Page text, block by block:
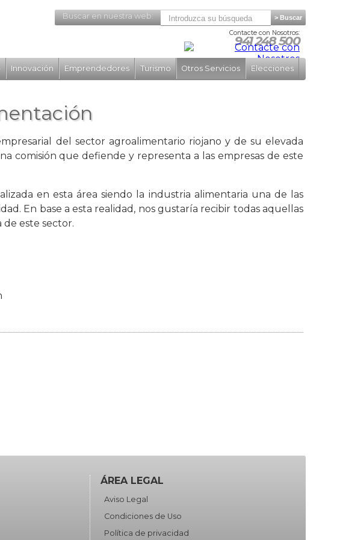
Buscar en nuestra web:
Contacte con Nosotros:
941 248 500
Innovación Emprendedores Turismo Otros Servicios Elecciones
del sector agroalimentario riojano y de su elevada
comisión que defiende y representa a las empresas de este
en esta área siendo la industria alimentaria una de las
En base a esta realidad, nos gustaría recibir todas aquellas
de este sector.
ÁREA LEGAL
Aviso Legal
Condiciones de Uso
Política de privacidad